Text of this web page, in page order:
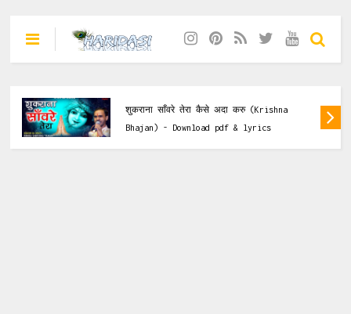
शुकराना साँवरे तेरा कैसे अदा करु (Krishna
Bhajan) - Download pdf & lyrics